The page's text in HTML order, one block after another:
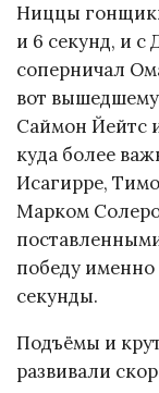
Ниццы
и 6 секунд, и
соперничал
вот вышедшему
Саймон Йейтс
куда более
Исагирре,
Марком
победу
секунды.
Подъёмы и
развивали